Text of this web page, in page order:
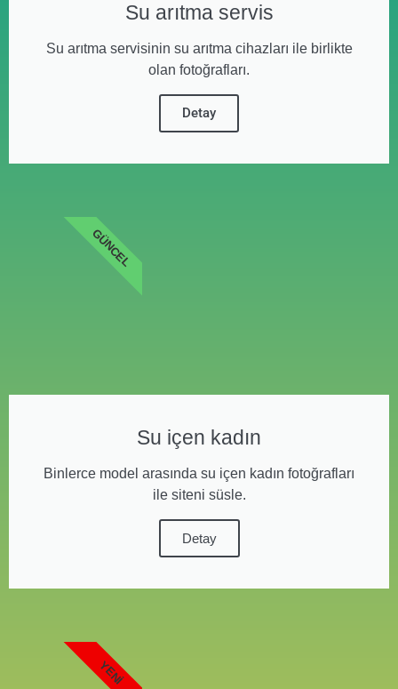
Su arıtma servis
Su arıtma servisinin su arıtma cihazları ile birlikte
olan fotoğrafları.
Detay
Su içen kadın
Binlerce model arasında su içen kadın fotoğrafları
ile siteni süsle.
Detay
GÜNCEL
YENI